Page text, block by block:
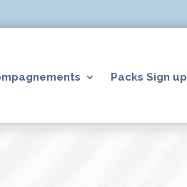
Packs Sign up